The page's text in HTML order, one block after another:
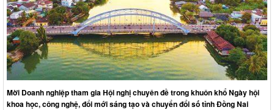
Mời Doanh nghiệp tham gia Hội nghị chuyên đề trong khuôn khổ Ngày hội
khoa học, công nghệ, đổi mới sáng tạo và chuyển đổi số tỉnh Đồng Nai